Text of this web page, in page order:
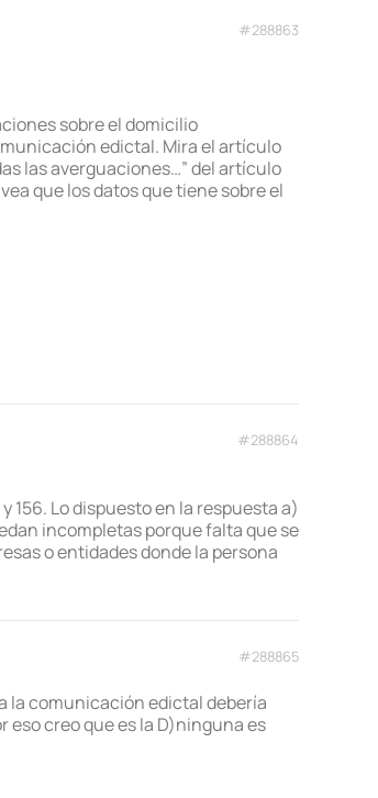
#288863
sobre el domicilio
edictal. Mira el artículo
las averguaciones…” del artículo
que los datos que tiene sobre el
#288864
156. Lo dispuesto en la respuesta a)
incompletas porque falta que se
o entidades donde la persona
#288865
la comunicación edictal debería
eso creo que es la D)ninguna es